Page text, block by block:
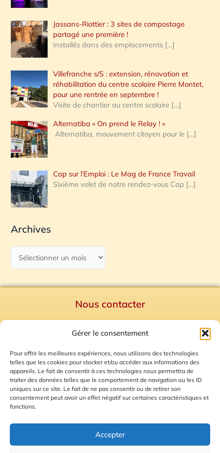
Gérer le consentement
Pour offrir les meilleures expériences, nous utilisons des technologies
telles que les cookies pour stocker et/ou accéder aux informations des
appareils. Le fait de consentir à ces technologies nous permettra de
traiter des données telles que le comportement de navigation ou les ID
uniques sur ce site. Le fait de ne pas consentir ou de retirer son
consentement peut avoir un effet négatif sur certaines caractéristiques et
fonctions.
Accepter
Jassans-Riottier : 3 sites de compostage
partagé une première !
Installés dans des emplacements […]
Villefranche s/S : extension, rénovation et
réhabilitation du centre scolaire Pierre Montet,
pour une rentrée en septembre !
Visite de chantier au centre scolaire […]
Alternatiba « On prend le Relay ! »
Alternatiba, mouvement citoyen pour le […]
Cap sur l’Emploi : Le Mag de France Travail
Sixième volet de notre rendez-vous Cap […]
Archives
Nous contacter
Mentions Légales
Plan du site
Gestion des Cookies